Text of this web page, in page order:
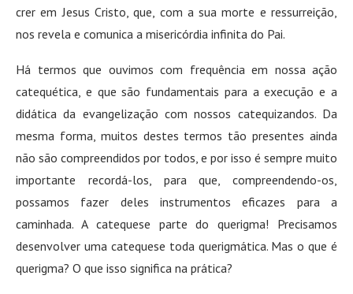
crer em Jesus Cristo, que, com a sua morte e ressurreição,
nos revela e comunica a misericórdia infinita do Pai.
Há termos que ouvimos com frequência em nossa ação
catequética, e que são fundamentais para a execução e a
didática da evangelização com nossos catequizandos. Da
mesma forma, muitos destes termos tão presentes ainda
não são compreendidos por todos, e por isso é sempre muito
importante recordá-los, para que, compreendendo-os,
possamos fazer deles instrumentos eficazes para a
caminhada. A catequese parte do querigma! Precisamos
desenvolver uma catequese toda querigmática. Mas o que é
querigma? O que isso significa na prática?